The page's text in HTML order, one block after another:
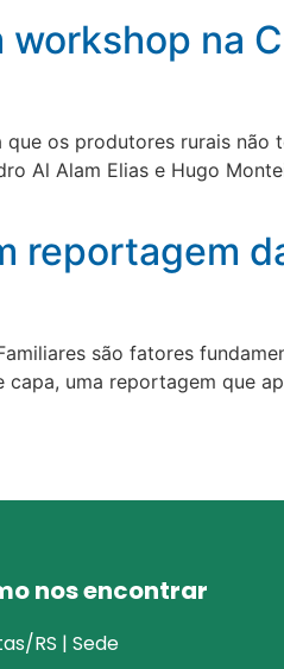
na
os produtores rurais não
Al Alam Elias e Hugo
reportagem
são fatores
uma reportagem que
nos encontrar
RS | Sede